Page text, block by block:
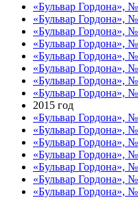
«Бульвар Гордона»,
«Бульвар Гордона»,
«Бульвар Гордона»,
«Бульвар Гордона»,
«Бульвар Гордона»,
«Бульвар Гордона»,
«Бульвар Гордона»,
«Бульвар Гордона»,
2015 год
«Бульвар Гордона»,
«Бульвар Гордона»,
«Бульвар Гордона»,
«Бульвар Гордона»,
«Бульвар Гордона»,
«Бульвар Гордона»,
«Бульвар Гордона»,